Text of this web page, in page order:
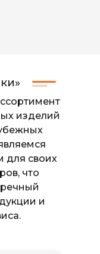
изделий
для своих
что
и